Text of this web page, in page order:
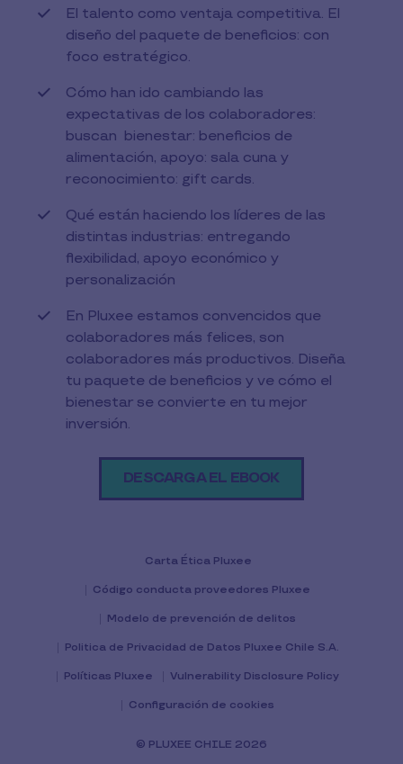
El talento como ventaja competitiva. El
diseño del paquete de beneficios: con
foco estratégico.
Cómo han ido cambiando las
expectativas de los colaboradores:
buscan bienestar: beneficios de
alimentación, apoyo: sala cuna y
reconocimiento: gift cards.
Qué están haciendo los líderes de las
distintas industrias: entregando
flexibilidad, apoyo económico y
personalización
En Pluxee estamos convencidos que
colaboradores más felices, son
colaboradores más productivos. Diseña
tu paquete de beneficios y ve cómo el
bienestar se convierte en tu mejor
inversión.
DESCARGA EL EBOOK
Carta Ética Pluxee
Código conducta proveedores Pluxee
Modelo de prevención de delitos
Politica de Privacidad de Datos Pluxee Chile S.A.
Políticas Pluxee Vulnerability Disclosure Policy
Configuración de cookies
© PLUXEE CHILE 2026